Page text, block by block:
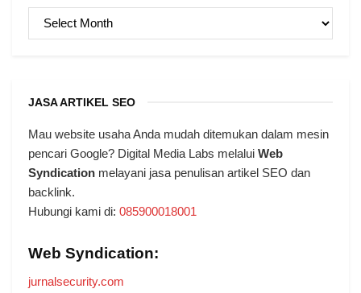
ARSIP
JASA ARTIKEL SEO
Mau website usaha Anda mudah ditemukan dalam mesin
pencari Google? Digital Media Labs melalui Web
Syndication melayani jasa penulisan artikel SEO dan
backlink.
Hubungi kami di: 085900018001
Web Syndication:
jurnalsecurity.com